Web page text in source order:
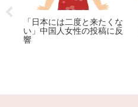
「日本には二度と来たくな
い」中国人女性の投稿に反
響